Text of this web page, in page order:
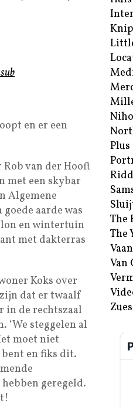
en er een
van der Hooft
met een skybar
Algemene
aarde was
en wintertuin
met dakterras
Koks over
dat er twaalf
in de rechtszaal
‘We steggelen al
moet niet
bent en fiks dit.
geregeld.
Plus
The
The
Van